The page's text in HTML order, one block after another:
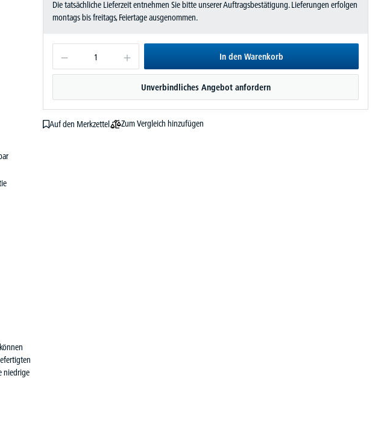
Die tatsächliche Lieferzeit entnehmen Sie bitte unserer Auftragsbestätigung. Lieferungen erfolgen
montags bis freitags, Feiertage ausgenommen.
In den Warenkorb
Unverbindliches Angebot anfordern
Auf den Merkzettel
Zum Vergleich hinzufügen
niedrige